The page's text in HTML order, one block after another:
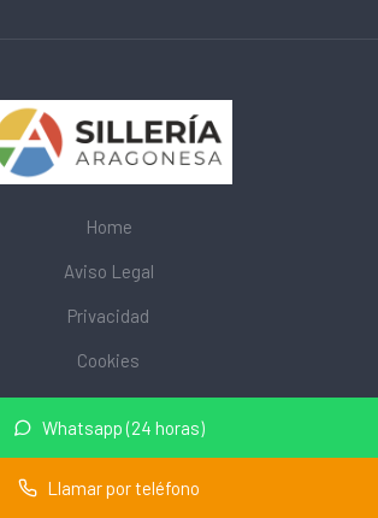
Whatsapp (24 horas)
Llamar por teléfono
Home
Aviso Legal
Privacidad
Cookies
· Web de mobiliario escolar cerca